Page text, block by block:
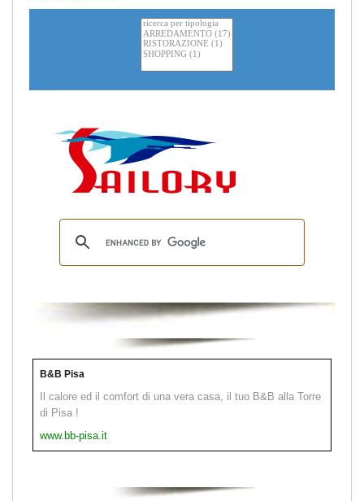
B&B Pisa
Il calore ed il comfort di una vera casa, il tuo B&B alla Torre
di Pisa !
www.bb-pisa.it